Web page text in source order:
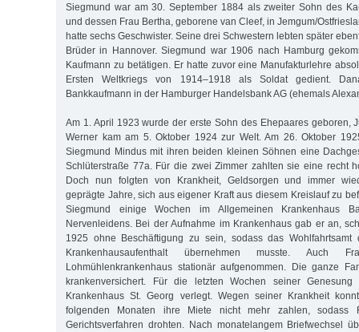
Siegmund war am 30. September 1884 als zweiter Sohn des
und dessen Frau Bertha, geborene van Cleef, in Jemgum/
hatte sechs Geschwister. Seine drei Schwestern lebten später
Brüder in Hannover. Siegmund war 1906 nach Hamburg
Kaufmann zu betätigen. Er hatte zuvor eine Manufakturlehre
Ersten Weltkriegs von 1914–1918 als Soldat gedient.
Bankkaufmann in der Hamburger Handelsbank AG (ehemals
Am 1. April 1923 wurde der erste Sohn des Ehepaares geboren,
Werner kam am 5. Oktober 1924 zur Welt. Am 26. Oktober
Siegmund Mindus mit ihren beiden kleinen Söhnen eine
Schlüterstraße 77a. Für die zwei Zimmer zahlten sie eine recht
Doch nun folgten von Krankheit, Geldsorgen und immer
geprägte Jahre, sich aus eigener Kraft aus diesem Kreislauf zu
Siegmund einige Wochen im Allgemeinen Krankenhaus
Nervenleidens. Bei der Aufnahme im Krankenhaus gab er an,
1925 ohne Beschäftigung zu sein, sodass das
Krankenhausaufenthalt übernehmen musste. Auch
Lohmühlenkrankenhaus stationär aufgenommen. Die ganze
krankenversichert. Für die letzten Wochen seiner
Krankenhaus St. Georg verlegt. Wegen seiner Krankheit
folgenden Monaten ihre Miete nicht mehr zahlen, sodass
Gerichtsverfahren drohten. Nach monatelangem Briefwechsel